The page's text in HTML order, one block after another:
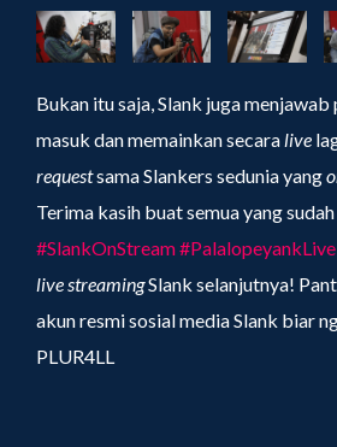
Bukan itu saja, Slank juga
masuk dan memainkan secaralive
requestsama Slankers sedunia yang
Terima kasih buat semua yang
#SlankOnStream#PalalopeyankLive
live streamingSlank selanjutnya!
akun resmi sosial media Slank biar
PLUR4LL